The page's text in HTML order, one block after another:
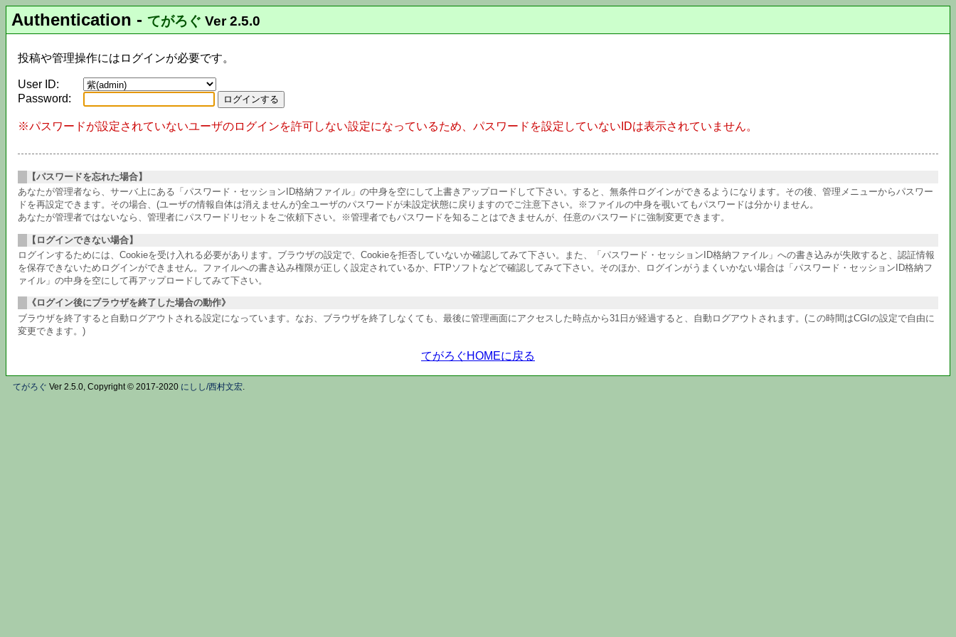
Authentication -てがろぐ Ver 2.5.0
投稿や管理操作にはログインが必要です。
User ID:
Password:
※パスワードが設定されていないユーザのログインを許可しない設定になっているため、パスワードを設定していないIDは表示されていません。
【パスワードを忘れた場合】
あなたが管理者なら、サーバ上にある「パスワード・セッションID格納ファイル」の中身を空にして上書きアップロードして下さい。すると、無条件ログインができるようになります。その後、管理メニューからパスワー
ドを再設定できます。その場合、(ユーザの情報自体は消えませんが)全ユーザのパスワードが未設定状態に戻りますのでご注意下さい。※ファイルの中身を覗いてもパスワードは分かりません。
あなたが管理者ではないなら、管理者にパスワードリセットをご依頼下さい。※管理者でもパスワードを知ることはできませんが、任意のパスワードに強制変更できます。
【ログインできない場合】
ログインするためには、Cookieを受け入れる必要があります。ブラウザの設定で、Cookieを拒否していないか確認してみて下さい。また、「パスワード・セッションID格納ファイル」への書き込みが失敗すると、認証情報
を保存できないためログインができません。ファイルへの書き込み権限が正しく設定されているか、FTPソフトなどで確認してみて下さい。そのほか、ログインがうまくいかない場合は「パスワード・セッションID格納フ
ァイル」の中身を空にして再アップロードしてみて下さい。
《ログイン後にブラウザを終了した場合の動作》
ブラウザを終了すると自動ログアウトされる設定になっています。なお、ブラウザを終了しなくても、最後に管理画面にアクセスした時点から31日が経過すると、自動ログアウトされます。(この時間はCGIの設定で自由に
変更できます。)
てがろぐHOMEに戻る
てがろぐ Ver 2.5.0, Copyright © 2017-2020 にしし/西村文宏.